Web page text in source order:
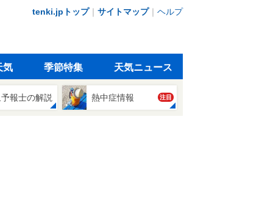
tenki.jpトップ｜ サイトマップ｜ ヘルプ
気 季節特集 天気ニュース
報士の解説 熱中症情報 注目